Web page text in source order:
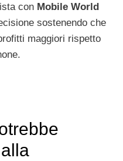
con Mobile World
sostenendo che
maggiori rispetto